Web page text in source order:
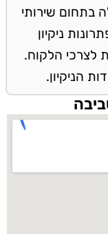
בתחום שירותי
ניקיון
לצרכי הלקוח.
הניקיון.